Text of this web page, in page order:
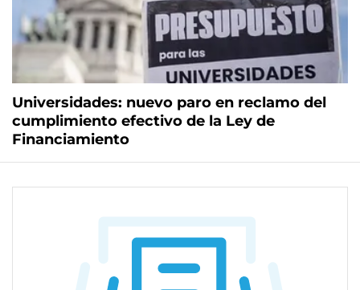
Universidades: nuevo paro en reclamo del
cumplimiento efectivo de la Ley de
Financiamiento